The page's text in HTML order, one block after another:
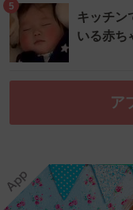
5
キッチン
いる赤
ア